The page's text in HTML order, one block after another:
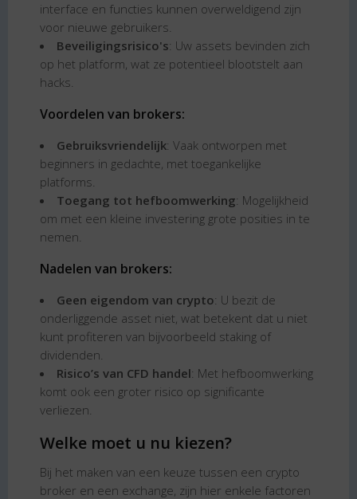
interface en functies kunnen overweldigend zijn
voor nieuwe gebruikers.
Beveiligingsrisico's: Uw assets bevinden zich
op het platform, wat ze potentieel blootstelt aan
hacks.
Voordelen van brokers:
Gebruiksvriendelijk: Vaak ontworpen met
beginners in gedachte, met toegankelijke
platforms.
Toegang tot hefboomwerking: Mogelijkheid
om met een kleine investering grote posities in te
nemen.
Nadelen van brokers:
Geen eigendom van crypto: U bezit de
onderliggende asset niet, wat betekent dat u niet
kunt profiteren van bijvoorbeeld staking of
dividenden.
Risico’s van CFD handel: Met hefboomwerking
komt ook een groter risico op significante
verliezen.
Welke moet u nu kiezen?
Bij het maken van een keuze tussen een crypto
broker en een exchange, zijn hier enkele factoren